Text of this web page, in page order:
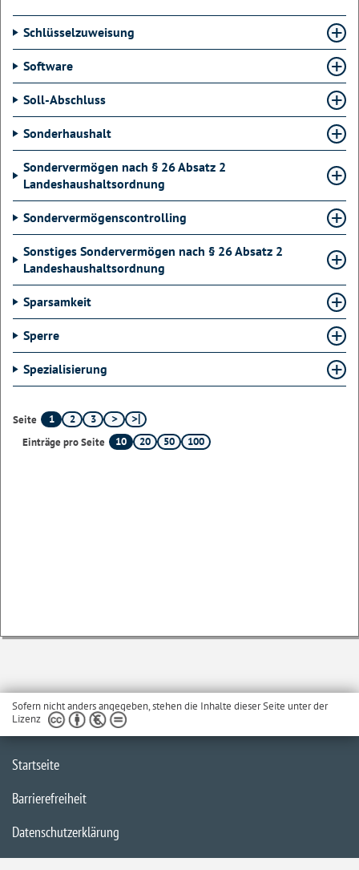
Schlüsselzuweisung
Software
Soll-Abschluss
Sonderhaushalt
Sondervermögen nach § 26 Absatz 2
Landeshaushaltsordnung
Sondervermögenscontrolling
Sonstiges Sondervermögen nach § 26 Absatz 2
Landeshaushaltsordnung
Sparsamkeit
Sperre
Spezialisierung
Seite 1 2
3
Einträge pro Seite
10 20 50 100
Sofern nicht anders angegeben, stehen die Inhalte dieser Seite unter der
Lizenz
Startseite
Barrierefreiheit
Datenschutzerklärung